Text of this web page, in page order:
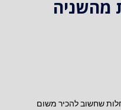
מהשניה
שחשוב להכיר משום